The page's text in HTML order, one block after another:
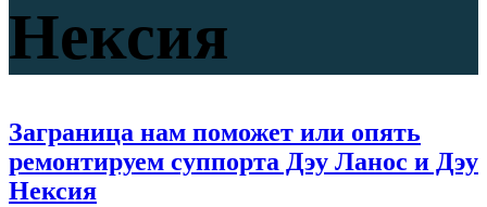
Нексия
Заграница нам поможет или опять
ремонтируем суппорта Дэу Ланос и Дэу
Нексия